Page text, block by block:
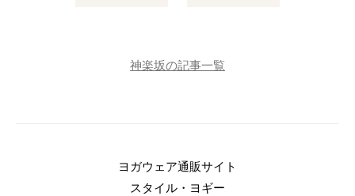
神楽坂の記事一覧
ヨガウェア通販サイト
スタイル・ヨギー